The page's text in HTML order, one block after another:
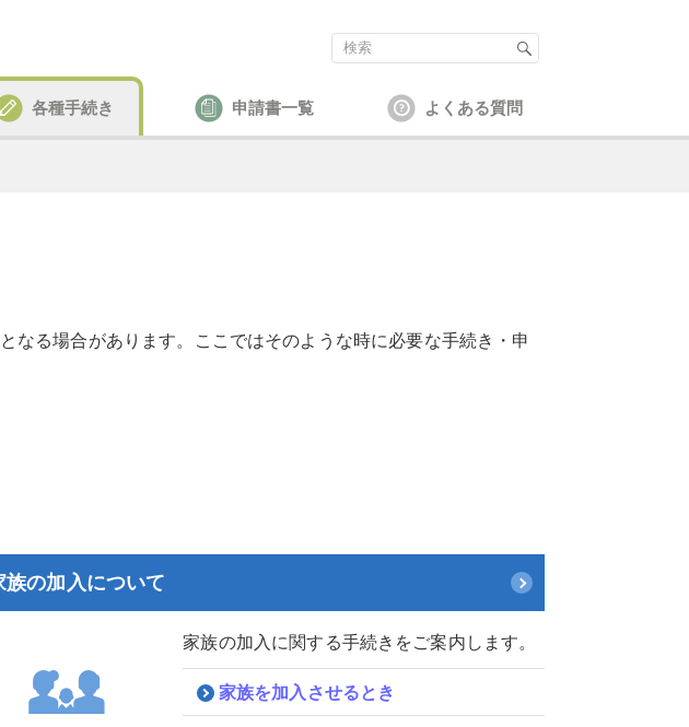
各種手続き 申請書一覧 よくある質問
なる場合があります。ここではそのような時に必要な手続き・申
族の加入について
家族の加入に関する手続きをご案内します。
家族を加入させるとき